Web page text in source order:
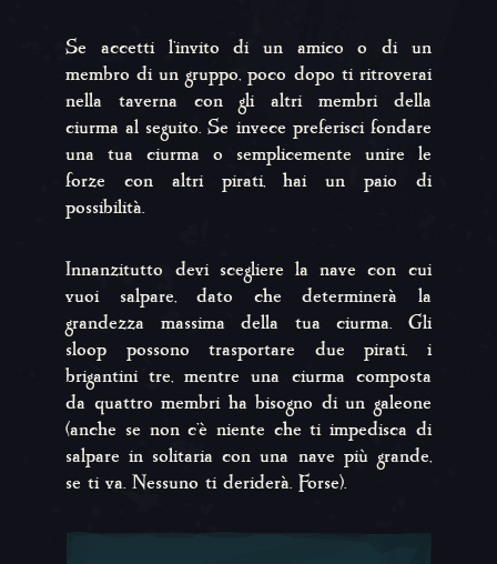
Se accetti l'invito di un amico o di un
membro di un gruppo, poco dopo ti ritroverai
nella taverna con gli altri membri della
ciurma al seguito. Se invece preferisci fondare
una tua ciurma o semplicemente unire le
forze con altri pirati, hai un paio di
possibilità.
Innanzitutto devi scegliere la nave con cui
vuoi salpare, dato che determinerà la
grandezza massima della tua ciurma. Gli
sloop possono trasportare due pirati, i
brigantini tre, mentre una ciurma composta
da quattro membri ha bisogno di un galeone
(anche se non c'è niente che ti impedisca di
salpare in solitaria con una nave più grande,
se ti va. Nessuno ti deriderà. Forse).